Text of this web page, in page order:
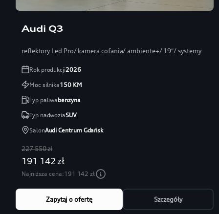
Audi Q3
reflektory Led Pro/ kamera cofania/ ambiente+/ 19″/ systemy
Rok produkcji2026
Moc silnika150KM
Typ paliwabenzyna
Typ nadwoziaSUV
SalonAudi Centrum Gdańsk
227 550 zł
191 142 zł
Najniższa cena:191 142 zł
Zapytaj o ofertę Szczegóły